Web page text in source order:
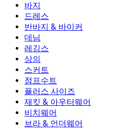
바지
바지
조거
작업 바지
플로우 팬츠
드레스
드레스
액티브 드레스
맥시 & 미디 드레스
미니 드레스
반바지 & 바이커
반바지 & 바이커
바이커
데님 반바지
2.5인치 반바지
데님
데님
데님 레깅스
와이드 진
데님 반바지
데님 스커트
레깅스
레깅스
데님 레깅스
힙업 레깅스
요가 레깅스
상의
상의
스포츠 브라
티셔츠
스커트
스커트
액티브 스커트
미니 스커트
맥시 & 미디 스커트
점프수트
점프수트
오버롤
롬퍼
플러스 사이즈
플러스 사이즈
플러스 사이즈 하의
플러스 사이즈 상의
플러스 사이즈 드레스
재킷 & 아우터웨어
재킷 & 아우터웨어
재킷 & 아우터웨어
아우터웨어
비치웨어
비치웨어
수영복 상의
브라 & 언더웨어
브라 & 언더웨어